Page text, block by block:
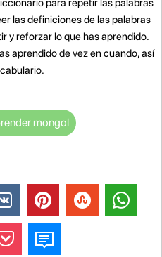
las definiciones de las palabras
y reforzar lo que has aprendido.
aprendido de vez en cuando, así
mongol